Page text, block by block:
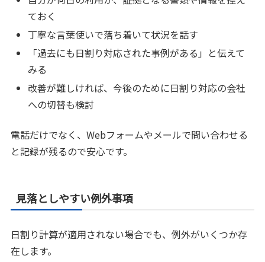
ておく
丁寧な言葉使いで落ち着いて状況を話す
「過去にも日割り対応された事例がある」と伝えて
みる
改善が難しければ、今後のために日割り対応の会社
への切替も検討
電話だけでなく、Webフォームやメールで問い合わせる
と記録が残るので安心です。
見落としやすい例外事項
日割り計算が適用されない場合でも、例外がいくつか存
在します。